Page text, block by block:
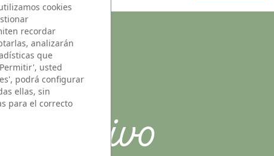
cookies
recordar
analizarán
que
usted
podrá configurar
ellas, sin
para el correcto